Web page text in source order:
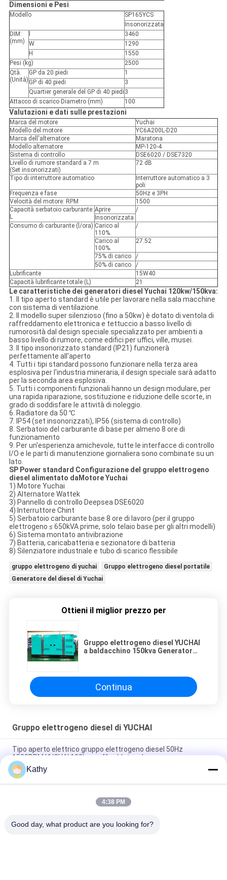
Dimensioni e Pesi
Modello
SP165YCS
Insonorizzata
DIM:
(mm)
3460
W
1290
H
1550
Pesi (kg)
2500
Qtà.
(Unità)
GP da 20 piedi
1
GP di 40 piedi
3
Quartier generale del GP di 40 piedi 3
Attacco di scarico Diametro (mm)
100
Valutazioni e dati sulle prestazioni
Marca del motore
Yuchai
Modello del motore
YC6A200L-D20
Marca dell'alternatore
Maratona
Modello alternatore
MP-120-4
Sistema di controllo
DSE6020 / DSE7320
Livello di rumore standard a 7 m
(Set insonorizzati)
72 dB
Tipo di interruttore automatico
Interruttore automatico a 3
poli
Frequenza e fase
50Hz e 3PH
Velocità del motore: RPM
1500
Capacità serbatoio carburante:
L
Aprire
/
Insonorizzata
Consumo di carburante (l/ora) Carico al
110%.
/
Carico al
100%.
27.52
75% di carico
/
50% di carico
/
Lubrificante
15W40
Capacità lubrificante totale (L)
21
Le caratteristiche dei generatori diesel Yuchai 120kw/150kva:
1. Il tipo aperto standard è utile per lavorare nella sala macchine
con sistema di ventilazione.
2. Il modello super silenzioso (fino a 50kw) è dotato di ventola di
raffreddamento elettronica e tettuccio a basso livello di
rumorosità dal design speciale.specializzato per ambienti a
basso livello di rumore, come edifici per uffici, ville, musei.
3. Il tipo insonorizzato standard (IP21) funzionerà
perfettamente all'aperto
4. Tutti i tipi standard possono funzionare nella terza area
esplosiva per l'industria mineraria, il design speciale sarà adatto
per la seconda area esplosiva.
5. Tutti i componenti funzionali hanno un design modulare, per
una rapida riparazione, sostituzione e riduzione delle scorte, in
grado di soddisfare le attività di noleggio.
6. Radiatore da 50 ℃
7. IP54 (set insonorizzati), IP56 (sistema di controllo)
8. Serbatoio del carburante di base per almeno 8 ore di
funzionamento
9. Per un'esperienza amichevole, tutte le interfacce di controllo
I/O e le parti di manutenzione giornaliera sono combinate su un
lato.
SP Power standard Configurazione del gruppo elettrogeno
diesel alimentato daMotore Yuchai
1) Motore Yuchai
2) Alternatore Wattek
3) Pannello di controllo Deepsea DSE6020
4) Interruttore Chint
5) Serbatoio carburante base 8 ore di lavoro (per il gruppo
elettrogeno ≤ 650kVA prime, solo telaio base per gli altri modelli)
6) Sistema montato antivibrazione
7) Batteria, caricabatteria e sezionatore di batteria
8) Silenziatore industriale e tubo di scarico flessibile
gruppo elettrogeno di yuchai
Gruppo elettrogeno diesel portatile
Generatore del diesel di Yuchai
Ottieni il miglior prezzo per
Gruppo elettrogeno diesel YUCHAI
a baldacchino 150kva Generatore
Continua
Gruppo elettrogeno diesel di YUCHAI
Tipo aperto elettrico gruppo elettrogeno diesel 50Hz
1500RPM YUCHAI 100kva raffreddato ad acqua
gruppo elettrogeno diesel ultra silenzioso del gruppo
elettrogeno di 34kw 42kva YUCHAI
Gruppo elettrogeno diesel YUCHAI a baldacchino 150kva
Kathy
4:38 PM
Good day, what product are you looking for?